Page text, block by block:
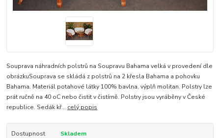
Souprava náhradních polstrů na Soupravu Bahama velká v provedení dle
obrázkuSouprava se skládá z polstrů na 2 křesla Bahama a pohovku
Bahama. Materiál potahové látky 100% bavlna, výplň molitan. Polstry lze
prát ručně na 40 oC nebo čistit v čistírně. Polstry jsou vyráběny v České
republice. Sedák kř... celý popis
Dostupnost Skladem